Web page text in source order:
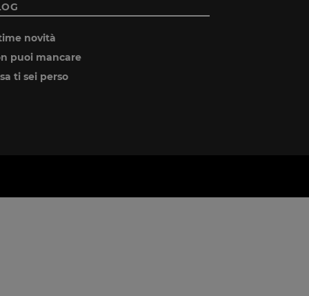
novità
puoi mancare
ti sei perso